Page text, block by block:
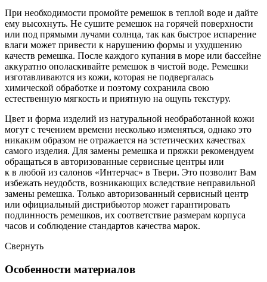
При необходимости промойте ремешок в теплой воде и дайте
ему высохнуть. Не сушите ремешок на горячей поверхности
или под прямыми лучами солнца, так как быстрое испарение
влаги может привести к нарушению формы и ухудшению
качеств ремешка. После каждого купания в море или бассейне
аккуратно ополаскивайте ремешок в чистой воде. Ремешки
изготавливаются из кожи, которая не подвергалась
химической обработке и поэтому сохранила свою
естественную мягкость и приятную на ощупь текстуру.
Цвет и форма изделий из натуральной необработанной кожи
могут с течением времени несколько изменяться, однако это
никаким образом не отражается на эстетических качествах
самого изделия. Для замены ремешка и пряжки рекомендуем
обращаться в авторизованные сервисные центры или
к в любой из салонов «Интерчас» в Твери. Это позволит Вам
избежать неудобств, возникающих вследствие неправильной
замены ремешка. Только авторизованный сервисный центр
или официальный дистрибьютор может гарантировать
подлинность ремешков, их соответствие размерам корпуса
часов и соблюдение стандартов качества марок.
Свернуть
Особенности материалов